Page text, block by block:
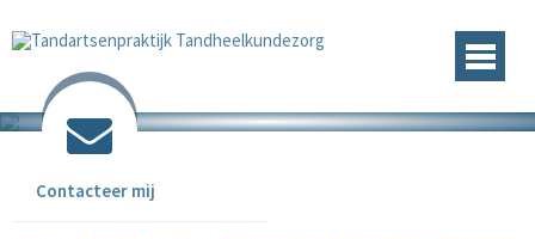
Contacteer mij